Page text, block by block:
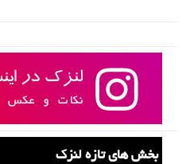
بخش های تازه لنزک